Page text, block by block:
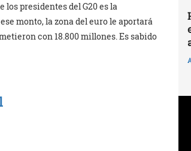
presidentes del G20 es la
monto, la zona del euro le aportará
con 18.800 millones. Es sabido